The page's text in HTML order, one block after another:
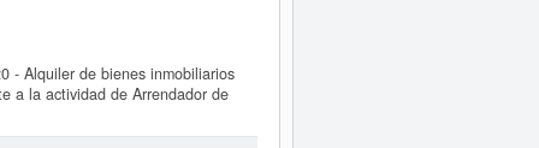
- Alquiler de bienes inmobiliarios
a la actividad de Arrendador de
Para documentarse que tipo de